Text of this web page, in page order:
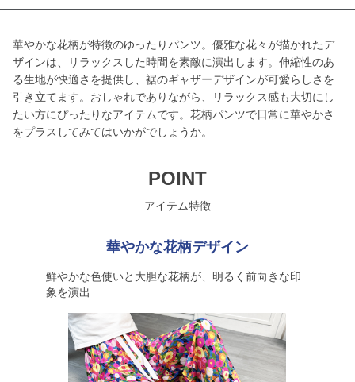
華やかな花柄が特徴のゆったりパンツ。優雅な花々が描かれたデ
ザインは、リラックスした時間を素敵に演出します。伸縮性のあ
る生地が快適さを提供し、裾のギャザーデザインが可愛らしさを
引き立てます。おしゃれでありながら、リラックス感も大切にし
たい方にぴったりなアイテムです。花柄パンツで日常に華やかさ
をプラスしてみてはいかがでしょうか。
POINT
アイテム特徴
華やかな花柄デザイン
鮮やかな色使いと大胆な花柄が、明るく前向きな印
象を演出